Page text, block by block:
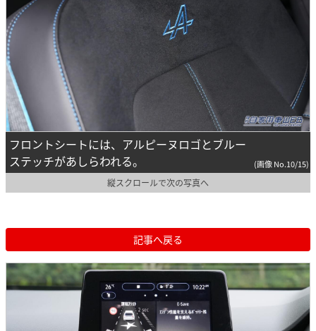
フロントシートには、アルピーヌロゴとブルー
ステッチがあしらわれる。
(画像 No.10/15)
縦スクロールで次の写真へ
記事へ戻る